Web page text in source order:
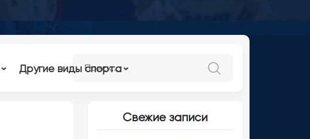
Другие виды спорта
Свежие записи